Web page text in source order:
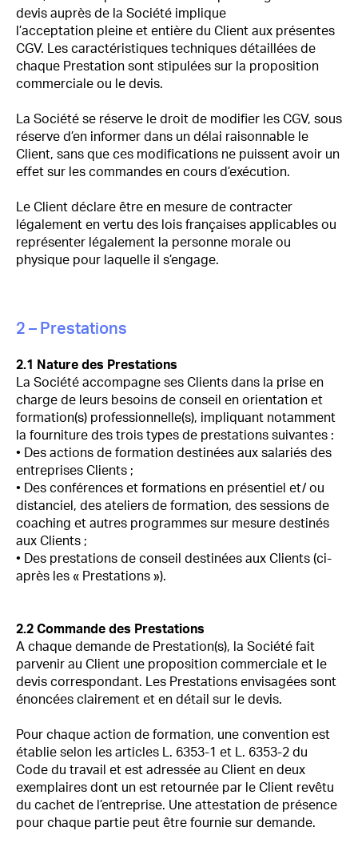
devis auprès de la Société implique
l’acceptation pleine et entière du Client aux présentes
CGV. Les caractéristiques techniques détaillées de
chaque Prestation sont stipulées sur la proposition
commerciale ou le devis.
La Société se réserve le droit de modifier les CGV, sous
réserve d’en informer dans un délai raisonnable le
Client, sans que ces modifications ne puissent avoir un
effet sur les commandes en cours d’exécution.
Le Client déclare être en mesure de contracter
légalement en vertu des lois françaises applicables ou
représenter légalement la personne morale ou
physique pour laquelle il s’engage.
2 – Prestations
2.1 Nature des Prestations
La Société accompagne ses Clients dans la prise en
charge de leurs besoins de conseil en orientation et
formation(s) professionnelle(s), impliquant notamment
la fourniture des trois types de prestations suivantes :
• Des actions de formation destinées aux salariés des
entreprises Clients ;
• Des conférences et formations en présentiel et/ ou
distanciel, des ateliers de formation, des sessions de
coaching et autres programmes sur mesure destinés
aux Clients ;
• Des prestations de conseil destinées aux Clients (ci-
après les « Prestations »).
2.2 Commande des Prestations
A chaque demande de Prestation(s), la Société fait
parvenir au Client une proposition commerciale et le
devis correspondant. Les Prestations envisagées sont
énoncées clairement et en détail sur le devis.
Pour chaque action de formation, une convention est
établie selon les articles L. 6353-1 et L. 6353-2 du
Code du travail et est adressée au Client en deux
exemplaires dont un est retournée par le Client revêtu
du cachet de l’entreprise. Une attestation de présence
pour chaque partie peut être fournie sur demande.